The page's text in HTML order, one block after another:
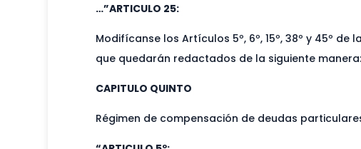
…”ARTICULO 25:
Modifícanse los Artículos 5º, 6º, 15º, 38º y 45º
que quedarán redactados de la siguiente manera:
CAPITULO QUINTO
Régimen de compensación de deudas